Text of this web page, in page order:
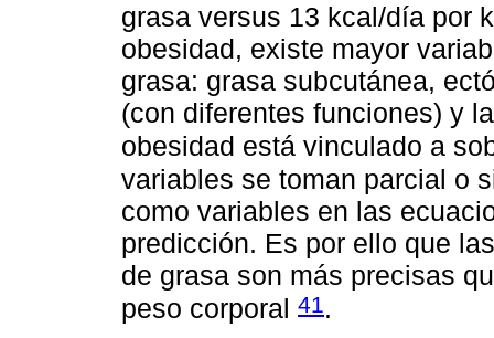
grasa versus 13 kcal/día por
obesidad, existe mayor
grasa: grasa subcutánea,
(con diferentes funciones) y
obesidad está vinculado a
variables se toman parcial o
como variables en las
predicción. Es por ello que
de grasa son más precisas
peso corporal 41 .